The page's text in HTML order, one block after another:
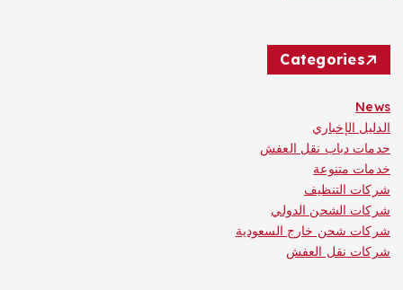
Categories
News
الدليل الإخباري
حدمات دباب نقل العفش
خدمات متنوعة
شركات التنظيف
شركات الشحن الدولي
شركات شحن خارج السعودية
شركات نقل العفش